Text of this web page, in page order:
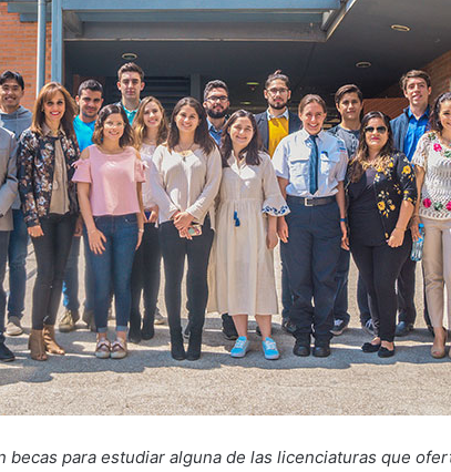
becas para estudiar alguna de las licenciaturas que